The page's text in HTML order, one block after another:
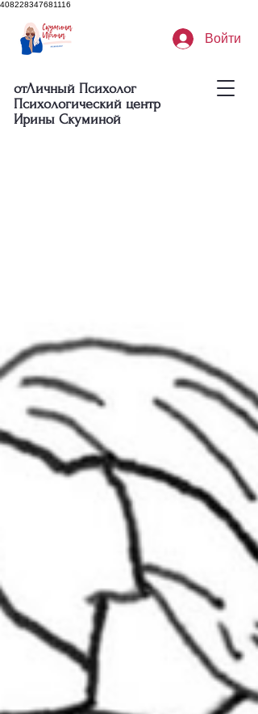
408228347681116
отЛичный Психолог
Психологический центр
Ирины Скуминой
Войти